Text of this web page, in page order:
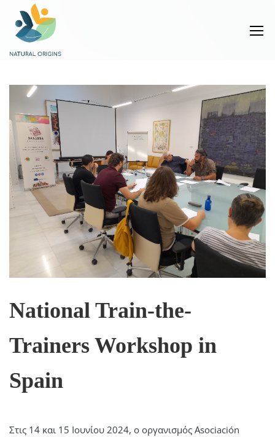
National Train-the-
Trainers Workshop in
Spain
Στις 14 και 15 Ιουνίου 2024, ο οργανισμός Asociación